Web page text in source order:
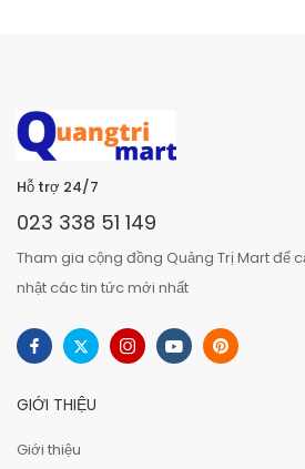
Hỗ trợ 24/7
023 338 51 149
Tham gia cộng đồng Quảng Trị Mart để
nhật các tin tức mới nhất
GIỚI THIỆU
Giới thiệu